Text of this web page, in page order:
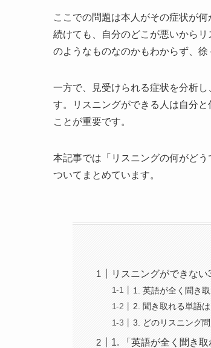
ここでの問題は本人がその症状が
続けても、自分のどこが悪いから
のようなものなのかもわからず、
一方で、見受けられる症状を分析
す。リスニングができる人は自分と
ことが重要です。
本記事では「リスニングの何がど
ついてまとめています。
リスニングができな
1. 英語が全く聞き
2. 聞き取れる単語
3. どのリスニング
1. 「英語が全く聞き